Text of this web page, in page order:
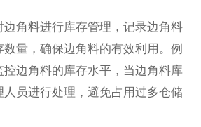
角料进行库存管理，记录边角料
量，确保边角料的有效利用。例
边角料的库存水平，当边角料库
员进行处理，避免占用过多仓储